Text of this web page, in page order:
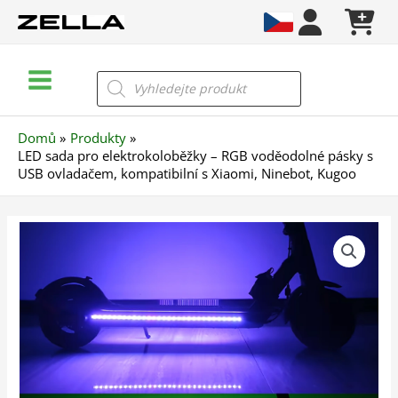
Menu
Products
search
Domů
Produkty
LED sada pro elektrokoloběžky – RGB voděodolné pásky s
USB ovladačem, kompatibilní s Xiaomi, Ninebot, Kugoo
elektrokoloběžky
RGB
voděodolné
pásky